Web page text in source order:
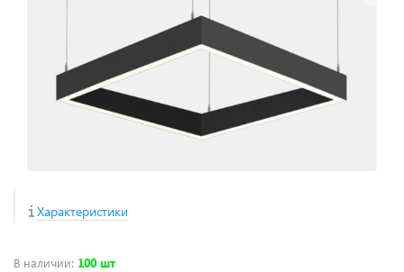
Характеристики
В наличии: 100 шт